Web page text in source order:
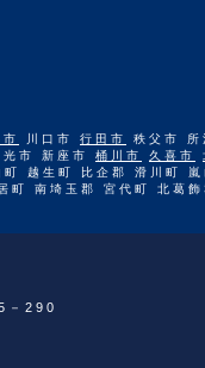
川口市 行田市 秩父市
市 新座市 桶川市 久喜市
越生町 比企郡 滑川町
南埼玉郡 宮代町 北葛飾
－290